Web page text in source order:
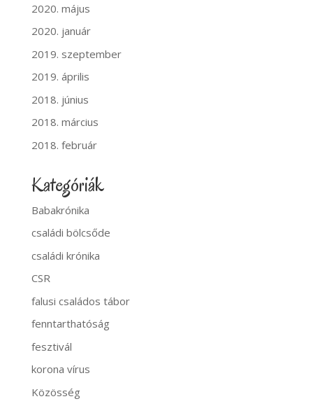
2020. május
2020. január
2019. szeptember
2019. április
2018. június
2018. március
2018. február
Kategóriák
Babakrónika
családi bölcsőde
családi krónika
CSR
falusi családos tábor
fenntarthatóság
fesztivál
korona vírus
Közösség